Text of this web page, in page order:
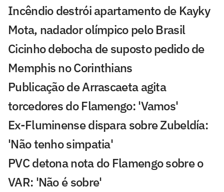
Incêndio destrói apartamento de Kayky
Mota, nadador olímpico pelo Brasil
Cicinho debocha de suposto pedido de
Memphis no Corinthians
Publicação de Arrascaeta agita
torcedores do Flamengo: 'Vamos'
Ex-Fluminense dispara sobre Zubeldía:
'Não tenho simpatia'
PVC detona nota do Flamengo sobre o
VAR: 'Não é sobre'